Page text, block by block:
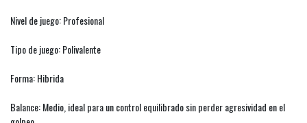
Nivel de juego: Profesional
Tipo de juego: Polivalente
Forma: Hibrida
Balance: Medio, ideal para un control equilibrado sin perder agresividad en el